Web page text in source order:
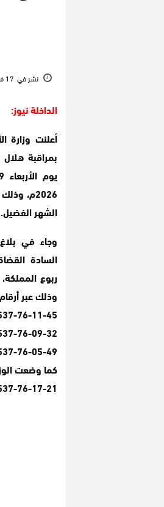
نشر في 17 فبراير 2026 الساعة 13 و 24 دقيقة
الداخلة نيوز:
أعلنت وزارة
2026م،
الشهر الفضيل.
وجاء في
السادة
ربوع
وذلك عبر
76-11-45
76-09-32
76-05-49
كما وضعت
76-17-21